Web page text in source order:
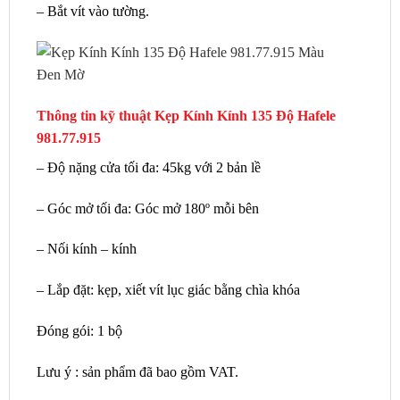
– Bắt vít vào tường.
Thông tin kỹ thuật Kẹp Kính Kính 135 Độ Hafele
981.77.915
– Độ nặng cửa tối đa: 45kg với 2 bản lề
– Góc mở tối đa: Góc mở 180º mỗi bên
– Nối kính – kính
– Lắp đặt: kẹp, xiết vít lục giác bằng chìa khóa
Đóng gói: 1 bộ
Lưu ý : sản phẩm đã bao gồm VAT.